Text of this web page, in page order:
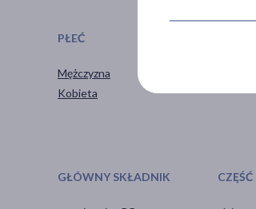
PŁEĆ
Mężczyzna
Kobieta
GŁÓWNY SKŁADNIK